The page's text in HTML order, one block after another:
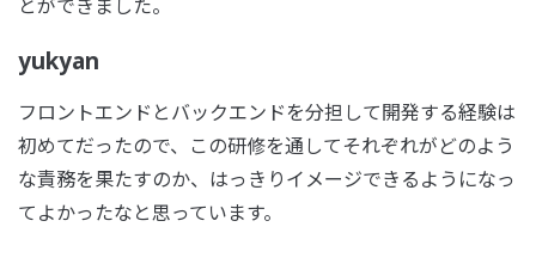
とができました。
yukyan
フロントエンドとバックエンドを分担して開発する経験は
初めてだったので、この研修を通してそれぞれがどのよう
な責務を果たすのか、はっきりイメージできるようになっ
てよかったなと思っています。